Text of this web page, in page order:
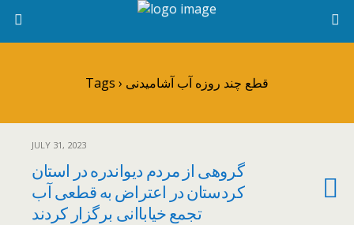
Tags › قطع چند روزه آب آشامیدنی
JULY 31, 2023
گروهی از مردم دیواندره در استان
کردستان در اعتراض به قطعی آب
تجمع خیاباانی برگزار کردند